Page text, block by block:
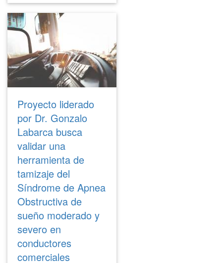
Proyecto liderado
por Dr. Gonzalo
Labarca busca
validar una
herramienta de
tamizaje del
Síndrome de Apnea
Obstructiva de
sueño moderado y
severo en
conductores
comerciales